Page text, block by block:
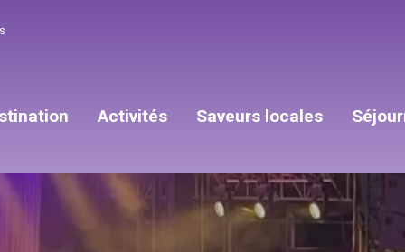
Activités Saveurs locales